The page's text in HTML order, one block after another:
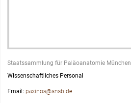
Staatssammlung für Paläoanatomie München
Wissenschaftliches Personal
Email: paxinos@snsb.de